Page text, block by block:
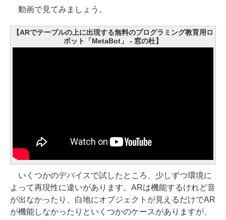
動画で見てみましょう。
【ARでテーブルの上に出現する無料のプログラミング教育用ロ
ボット「MetaBot」 - 窓の杜】
いくつかのデバイスで試したところ、少しずつ環境に
よって再現性に違いがあります。ARは機能するけれど音
が出なかったり、白地にオブジェクトが見えるだけでAR
が機能しなかったりといくつかのケースがありますが、